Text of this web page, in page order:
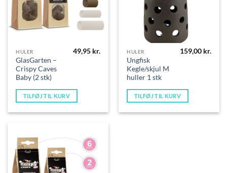
HULER
GlasGarten –
Crispy Caves
Baby (2 stk)
49,95 kr.
TILFØJ TIL KURV
HULER
Ungfisk
Kegle/skjul M
huller 1 stk
159,00 kr.
TILFØJ TIL KURV